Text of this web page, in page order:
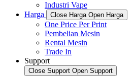
Industri Vape
Harga
Close Harga Open Harga
One Price Per Print
Pembelian Mesin
Rental Mesin
Trade In
Support
Close Support Open Support